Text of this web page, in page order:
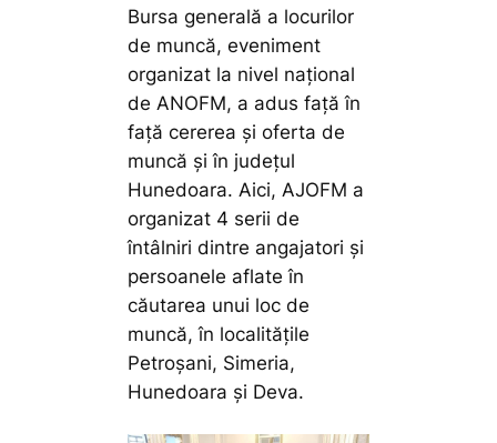
Bursa generală a locurilor
de muncă, eveniment
organizat la nivel național
de ANOFM, a adus față în
față cererea și oferta de
muncă și în județul
Hunedoara. Aici, AJOFM a
organizat 4 serii de
întâlniri dintre angajatori și
persoanele aflate în
căutarea unui loc de
muncă, în localitățile
Petroșani, Simeria,
Hunedoara și Deva.